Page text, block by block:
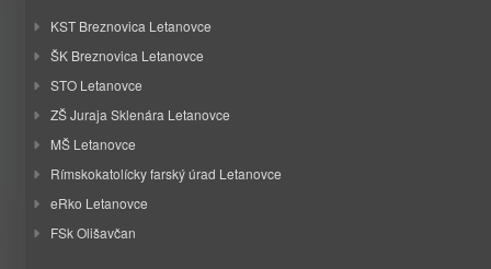
KST Breznovica Letanovce
ŠK Breznovica Letanovce
STO Letanovce
ZŠ Juraja Sklenára Letanovce
MŠ Letanovce
Rímskokatolícky farský úrad Letanovce
eRko Letanovce
FSk Olišavčan